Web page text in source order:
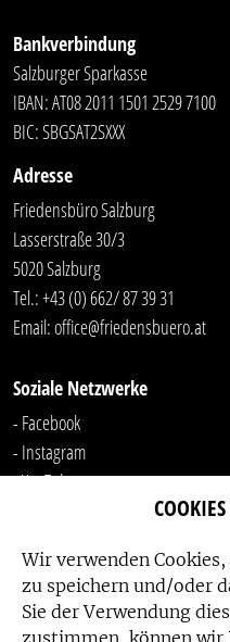
Wir verwenden
zu speichern und/oder
Sie der Verwendung
zustimmen, können wir
Bankverbindung
Salzburger Sparkasse
IBAN: AT08 2011 1501 2529 7100
BIC: SBGSAT2SXXX
Adresse
Friedensbüro Salzburg
Lasserstraße 30/3
5020 Salzburg
Tel.:+43 (0) 662/ 87 39 31
Email:office@friedensbuero.at
Soziale Netzwerke
- Facebook
- Instagram
- YouTube